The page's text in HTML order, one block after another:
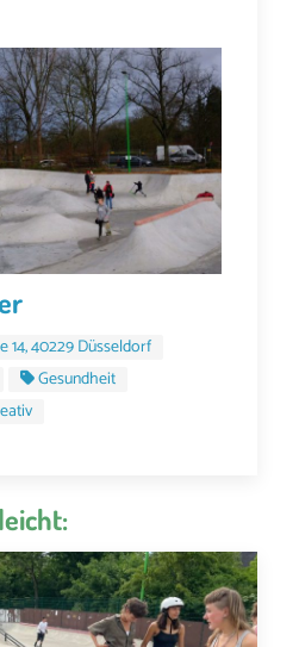
14, 40229 Düsseldorf
Gesundheit